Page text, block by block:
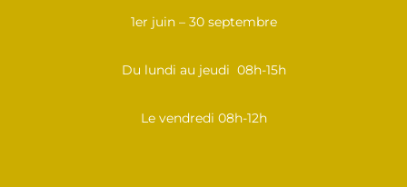
1er juin – 30 septembre
Du lundi au jeudi 08h-15h
Le vendredi 08h-12h